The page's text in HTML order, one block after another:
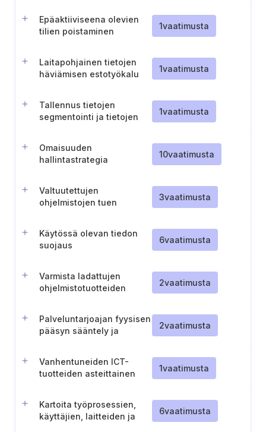
Epäaktiiviseena olevien
tilien poistaminen
1vaatimusta
Laitapohjainen tietojen
häviämisen estotyökalu
1vaatimusta
Tallennus tietojen
segmentointi ja tietojen
perusteella
1vaatimusta
Omaisuuden
hallintastrategia
10vaatimusta
Valtuutettujen
ohjelmistojen tuen
3vaatimusta
Käytössä olevan tiedon
suojaus
6vaatimusta
Varmista ladattujen
ohjelmistotuotteiden
2vaatimusta
Palveluntarjoajan fyysisen
pääsyn sääntely ja
2vaatimusta
Vanhentuneiden ICT-
tuotteiden asteittainen
1vaatimusta
Kartoita työprosessien,
käyttäjien, laitteiden ja
6vaatimusta